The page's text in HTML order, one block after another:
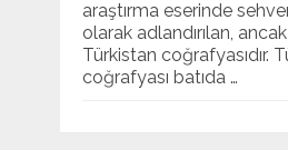
araştırma eserinde
olarak adlandırılan,
Türkistan coğrafyasıdır.
coğrafyası batıda …